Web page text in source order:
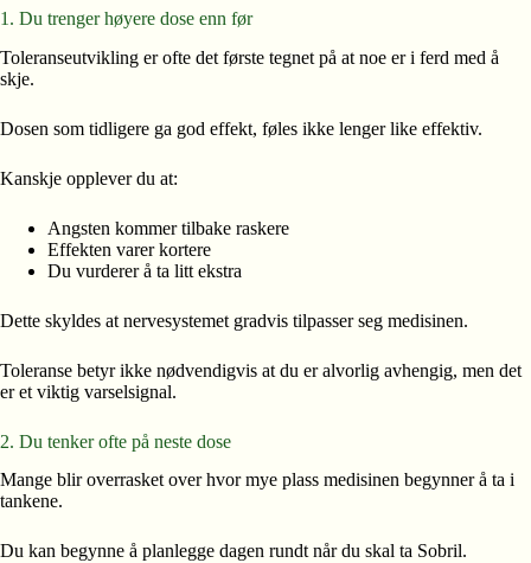
1. Du trenger høyere dose enn før
Toleranseutvikling er ofte det første tegnet på at noe er i ferd med å
skje.
Dosen som tidligere ga god effekt, føles ikke lenger like effektiv.
Kanskje opplever du at:
Angsten kommer tilbake raskere
Effekten varer kortere
Du vurderer å ta litt ekstra
Dette skyldes at nervesystemet gradvis tilpasser seg medisinen.
Toleranse betyr ikke nødvendigvis at du er alvorlig avhengig, men det
er et viktig varselsignal.
2. Du tenker ofte på neste dose
Mange blir overrasket over hvor mye plass medisinen begynner å ta i
tankene.
Du kan begynne å planlegge dagen rundt når du skal ta Sobril.